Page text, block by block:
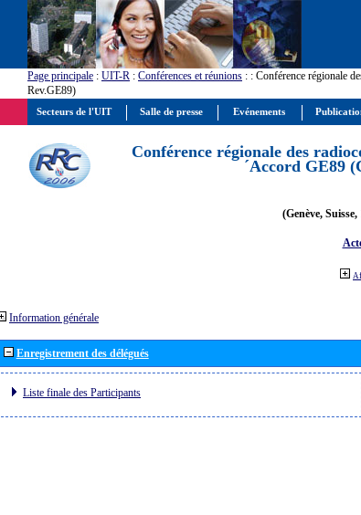
Page principale : UIT-R : Conférences et réunions : : Conférence régionale
Rev.GE89)
Conférence régionale des
´Accord GE89
(Genève,
Information générale
Enregistrement des délégués
Liste finale des Participants
Secteurs de l'UIT Salle de presse Evénements